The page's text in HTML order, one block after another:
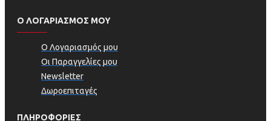
Ο ΛΟΓΑΡΙΑΣΜΟΣ ΜΟΥ
Ο Λογαριασμός μου
Οι Παραγγελίες μου
Newsletter
Δωροεπιταγές
ΠΛΗΡΟΦΟΡΊΕΣ